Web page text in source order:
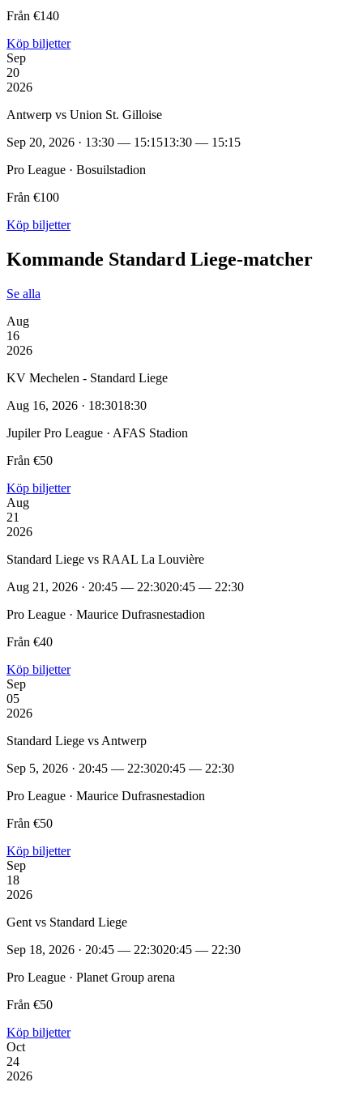
Från €140
Köp biljetter
Sep
20
2026
Antwerp vs Union St. Gilloise
Sep 20, 2026 · 13:30 — 15:1513:30 — 15:15
Pro League · Bosuilstadion
Från €100
Köp biljetter
Kommande Standard Liege‑matcher
Se alla
Aug
16
2026
KV Mechelen - Standard Liege
Aug 16, 2026 · 18:3018:30
Jupiler Pro League · AFAS Stadion
Från €50
Köp biljetter
Aug
21
2026
Standard Liege vs RAAL La Louvière
Aug 21, 2026 · 20:45 — 22:3020:45 — 22:30
Pro League · Maurice Dufrasnestadion
Från €40
Köp biljetter
Sep
05
2026
Standard Liege vs Antwerp
Sep 5, 2026 · 20:45 — 22:3020:45 — 22:30
Pro League · Maurice Dufrasnestadion
Från €50
Köp biljetter
Sep
18
2026
Gent vs Standard Liege
Sep 18, 2026 · 20:45 — 22:3020:45 — 22:30
Pro League · Planet Group arena
Från €50
Köp biljetter
Oct
24
2026